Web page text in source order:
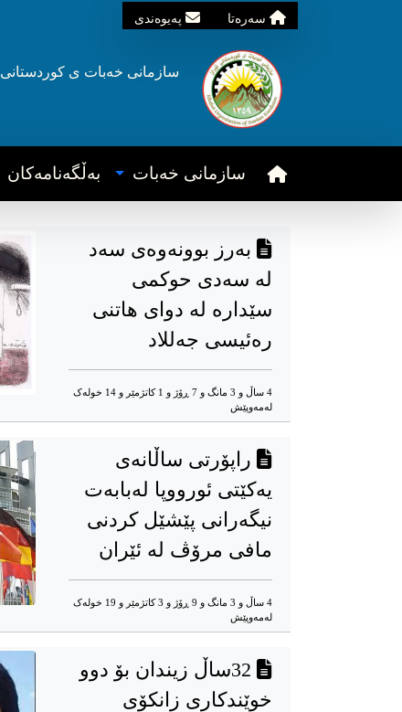
سه‌ره‌تا په‌یوه‌ندی
سازمانی خه‌بات ی کوردستانی
سازمانی خه‌بات به‌ڵگه‌نامه‌کان
بەرز بوونەوەی سەد
لە سەدی حوکمی
سێدارە لە دوای هاتنی
رەئیسی جەللاد
4 ساڵ و 3 مانگ و 7 ڕۆژ و 1 کاتژمێر و 14 خوله‌ک
له‌مه‌وپێش‌
راپۆرتی ساڵانەی
یەکێتی ئورووپا لەبابەت
نیگەرانی پێشێل کردنی
مافی مرۆڤ لە ئێران
4 ساڵ و 3 مانگ و 9 ڕۆژ و 3 کاتژمێر و 19 خوله‌ک
له‌مه‌وپێش‌
32ساڵ زیندان بۆ دوو
خوێندکاری زانکۆی